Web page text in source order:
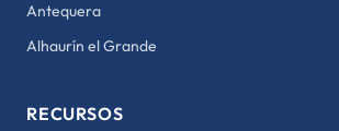
Antequera
Alhaurín el Grande
RECURSOS